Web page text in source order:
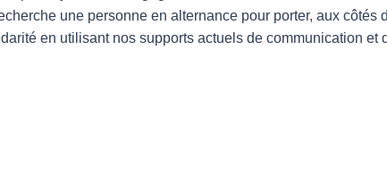
une personne en alternance pour porter, aux
en utilisant nos supports actuels de communication et